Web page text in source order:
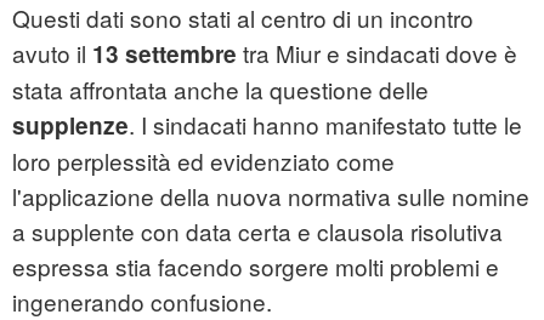
Questi dati sono stati al centro di un incontro
avuto il 13 settembre tra Miur e sindacati dove è
stata affrontata anche la questione delle
supplenze. I sindacati hanno manifestato tutte le
loro perplessità ed evidenziato come
l'applicazione della nuova normativa sulle nomine
a supplente con data certa e clausola risolutiva
espressa stia facendo sorgere molti problemi e
ingenerando confusione.